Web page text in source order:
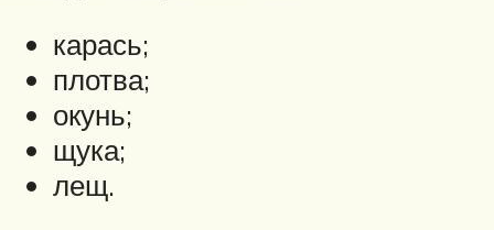
карась;
плотва;
окунь;
щука;
лещ.